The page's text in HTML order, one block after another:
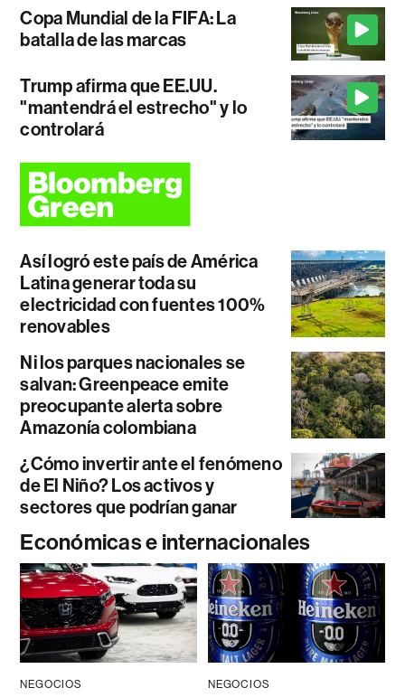
Copa Mundial de la FIFA: La
batalla de las marcas
Trump afirma que EE.UU.
"mantendrá el estrecho" y lo
controlará
Así logró este país de América
Latina generar toda su
electricidad con fuentes 100%
renovables
Ni los parques nacionales se
salvan: Greenpeace emite
preocupante alerta sobre
Amazonía colombiana
¿Cómo invertir ante el fenómeno
de El Niño? Los activos y
sectores que podrían ganar
Económicas e internacionales
NEGOCIOS NEGOCIOS